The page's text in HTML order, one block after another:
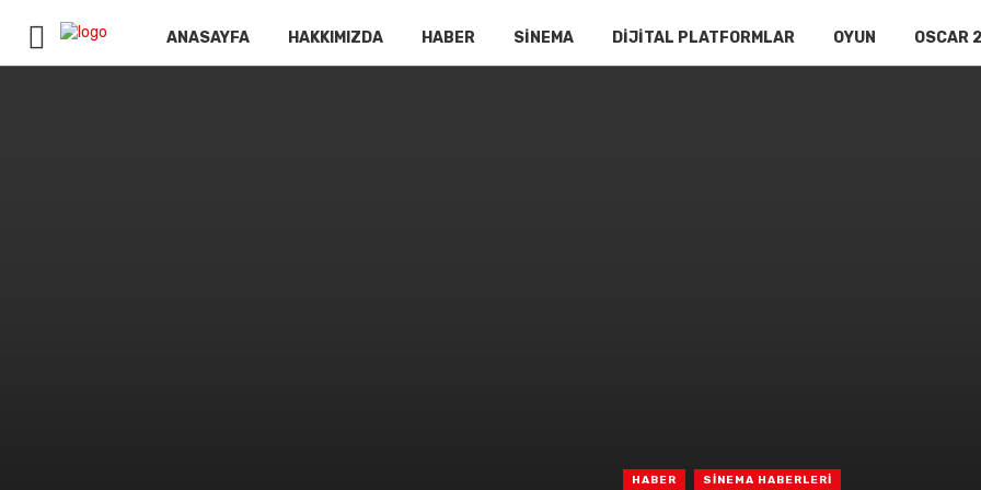
ANASAYFA HAKKIMIZDA HABER SİNEMA DİJİTAL PLATFORMLAR OYUN OSCAR
HABER SİNEMA HABERLERİ